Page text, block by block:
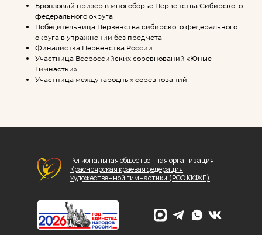
Бронзовый призер в многоборье Первенства Сибирского
федерального округа
Победительница Первенства сибирского федерального
округа в упражнении без предмета
Финалистка Первенства России
Участница Всероссийских соревнований «Юные
Гимнастки»
Участница международных соревнований
Региональная общественная организация
Красноярская краевая федерация
художественной гимнастики (РОО ККФХГ)